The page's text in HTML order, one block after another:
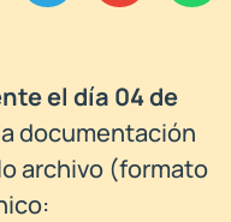
el día 04 de
documentación
archivo (formato